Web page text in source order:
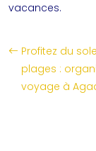
vacances.
Profitez du
plages :
voyage à